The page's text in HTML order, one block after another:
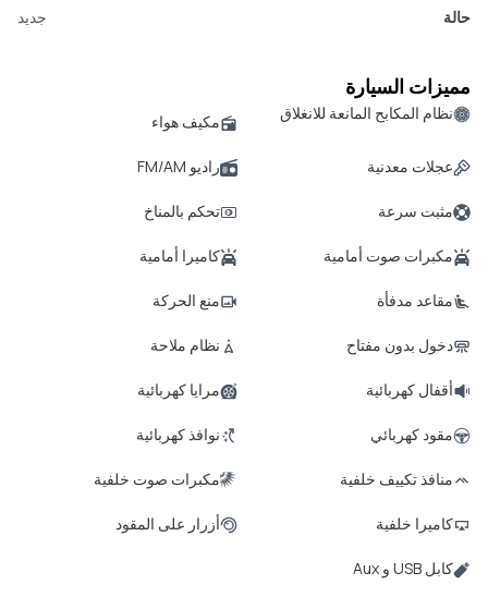
حالة
جديد
مميزات السيارة
نظام المكابح المانعة للانغلاق مكيف هواء
عجلات معدنية راديو FM/AM
مثبت سرعة تحكم بالمناخ
مكبرات صوت أمامية كاميرا أمامية
مقاعد مدفأة منع الحركة
دخول بدون مفتاح نظام ملاحة
أقفال كهربائية مرايا كهربائية
مقود كهربائي نوافذ كهربائية
منافذ تكييف خلفية مكبرات صوت خلفية
كاميرا خلفية أزرار على المقود
كابل USB و Aux